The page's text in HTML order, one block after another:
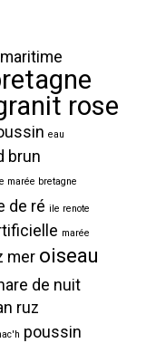
rose
eau
brun
marée bretagne
de ré ile renote
marée
mer oiseau
de nuit
ruz
poussin